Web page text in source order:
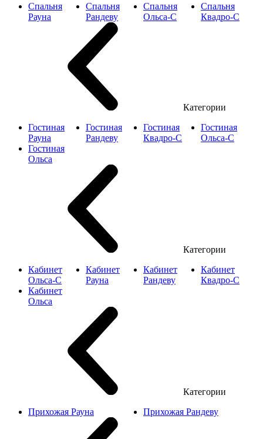
Спальня
Рауна
Спальня
Рандеву
Спальня
Ольса-С
Спальня
Квадро-С
Категории
Гостиная
Рауна
Гостиная
Рандеву
Гостиная
Квадро-С
Гостиная
Ольса-С
Гостиная
Ольса
Категории
Кабинет
Ольса-С
Кабинет
Рауна
Кабинет
Рандеву
Кабинет
Квадро-С
Кабинет
Ольса
Категории
Прихожая Рауна
Прихожая Рандеву